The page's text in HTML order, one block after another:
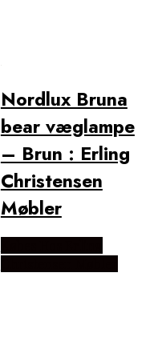
Nordlux Bruna
bear væglampe
– Brun : Erling
Christensen
Møbler